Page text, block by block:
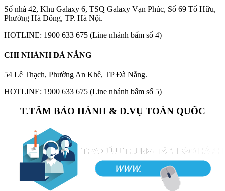
Số nhà 42, Khu Galaxy 6, TSQ Galaxy Vạn Phúc, Số 69 Tố Hữu,
Phường Hà Đông, TP. Hà Nội.
HOTLINE: 1900 633 675 (Line nhánh bấm số 4)
CHI NHÁNH ĐÀ NẴNG
54 Lê Thạch, Phường An Khê, TP Đà Nẵng.
HOTLINE: 1900 633 675 (Line nhánh bấm số 5)
T.TÂM BẢO HÀNH & D.VỤ TOÀN QUỐC